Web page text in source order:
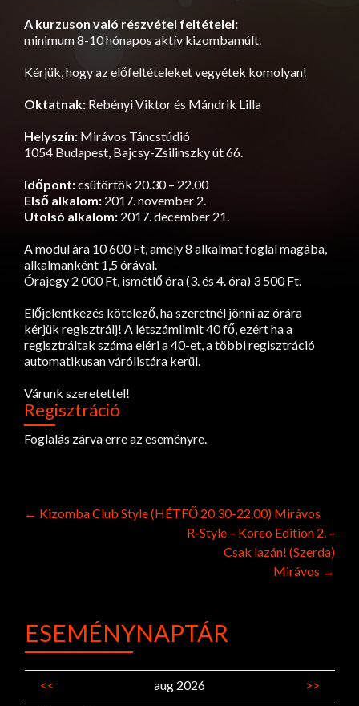
A kurzuson való részvétel feltételei:
minimum 8-10 hónapos aktív kizombamúlt.
Kérjük, hogy az előfeltételeket vegyétek komolyan!
Oktatnak: Rebényi Viktor és Mándrik Lilla
Helyszín: Mirávos Táncstúdió
1054 Budapest, Bajcsy-Zsilinszky út 66.
Időpont:csütörtök 20.30 – 22.00
Első alkalom: 2017. november 2.
Utolsó alkalom: 2017. december 21.
A modul ára 10 600 Ft, amely 8 alkalmat foglal magába,
alkalmanként 1,5 órával.
Órajegy 2 000 Ft, ismétlő óra (3. és 4. óra) 3 500 Ft.
Előjelentkezés kötelező, ha szeretnél jönni az órára
kérjük regisztrálj! A létszámlimit 40 fő, ezért ha a
regisztráltak száma eléri a 40-et, a többi regisztráció
automatikusan várólistára kerül.
Várunk szeretettel!
Regisztráció
Foglalás zárva erre az eseményre.
Post
← Kizomba Club Style (HÉTFŐ 20.30-22.00) Mirávos
R-Style – Koreo Edition 2. –
Csak lazán! (Szerda)
Mirávos →
ESEMÉNYNAPTÁR
<< aug 2026
>>